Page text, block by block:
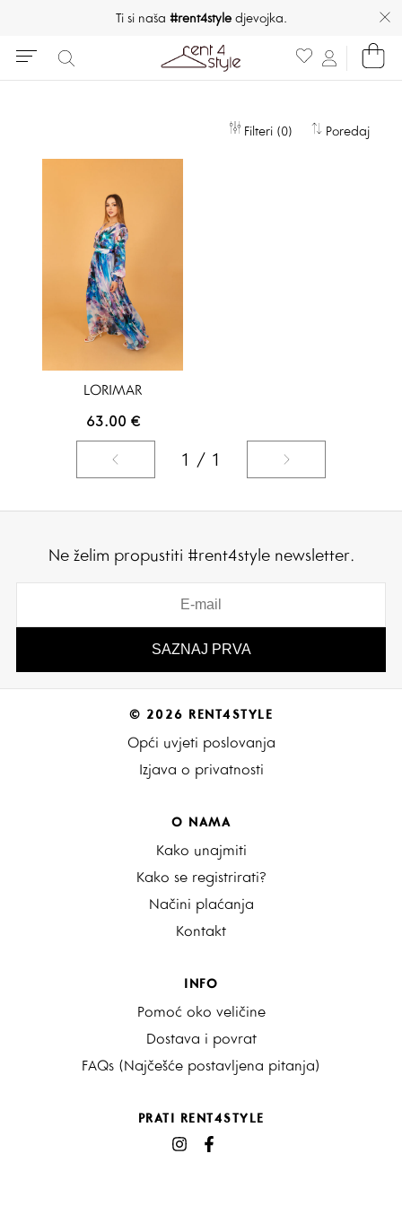
Ti si naša #rent4styledjevojka.
Filteri (0) Poredaj
LORIMAR
63.00 €
1 / 1
Ne želim propustiti #rent4style newsletter.
© 2026 RENT4STYLE
Opći uvjeti poslovanja
Izjava o privatnosti
O NAMA
Kako unajmiti
Kako se registrirati?
Načini plaćanja
Kontakt
INFO
Pomoć oko veličine
Dostava i povrat
FAQs (Najčešće postavljena pitanja)
PRATI RENT4STYLE